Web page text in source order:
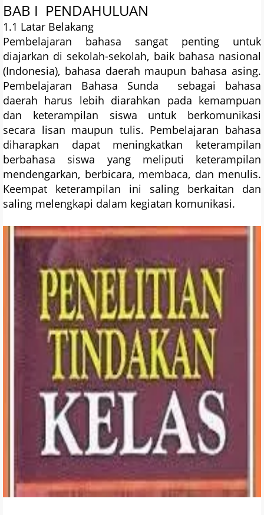
BAB I PENDAHULUAN
1.1 Latar Belakang
Pembelajaran bahasa sangat penting untuk
diajarkan di sekolah-sekolah, baik bahasa nasional
(Indonesia), bahasa daerah maupun bahasa asing.
Pembelajaran Bahasa Sunda sebagai bahasa
daerah harus lebih diarahkan pada kemampuan
dan keterampilan siswa untuk berkomunikasi
secara lisan maupun tulis. Pembelajaran bahasa
diharapkan dapat meningkatkan keterampilan
berbahasa siswa yang meliputi keterampilan
mendengarkan, berbicara, membaca, dan menulis.
Keempat keterampilan ini saling berkaitan dan
saling melengkapi dalam kegiatan komunikasi.